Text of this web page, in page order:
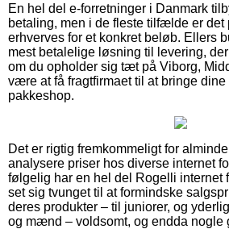
En hel del e-forretninger i Danmark
betaling, men i de fleste tilfælde er
erhverves for et konkret beløb. Ellers
mest betalelige løsning til levering,
om du opholder sig tæt på Viborg,
være at få fragtfirmaet til at bringe dine
pakkeshop.
Det er rigtig fremkommeligt for
analysere priser hos diverse internet
følgelig har en hel del Rogelli internet
set sig tvunget til at formindske
deres produkter – til juniorer, og
og mænd – voldsomt, og endda nogle